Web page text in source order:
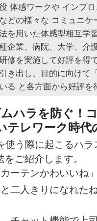
体感ワークや インプ
どの様々な コミュニ
を用いた体感型相互学
企業、病院、大学、介
修を実施して好評を得
き出し、目的に向けて
る と各方面から好評を
ムハラを防ぐ！
テレワーク時
使う際に起こるハ
をご紹介します。
カーテンかわいい
と二人きりになれ